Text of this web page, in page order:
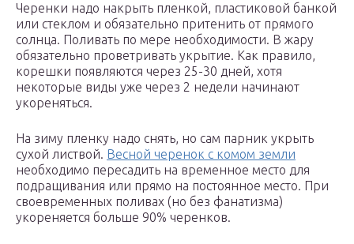
Черенки надо накрыть пленкой, пластиковой банкой
или стеклом и обязательно притенить от прямого
солнца. Поливать по мере необходимости. В жару
обязательно проветривать укрытие. Как правило,
корешки появляются через 25-30 дней, хотя
некоторые виды уже через 2 недели начинают
укореняться.
На зиму пленку надо снять, но сам парник укрыть
сухой листвой. Весной черенок с комом земли
необходимо пересадить на временное место для
подращивания или прямо на постоянное место. При
своевременных поливах (но без фанатизма)
укореняется больше 90% черенков.